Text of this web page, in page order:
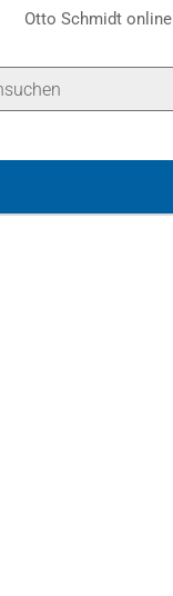
Otto Schmidt online